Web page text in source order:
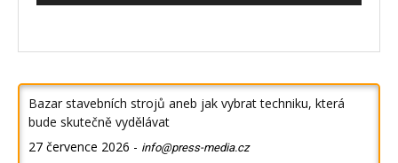
Bazar stavebních strojů aneb jak vybrat techniku, která
bude skutečně vydělávat
27 července 2026 - info@press-media.cz